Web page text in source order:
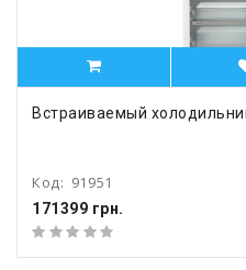
Встраиваемый
Код: 91951
171399 грн.